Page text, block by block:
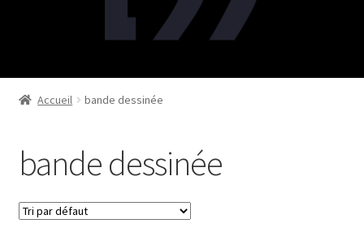
Accueil
Illustrations
Musiques et films
Accueil bande dessinée
bande dessinée